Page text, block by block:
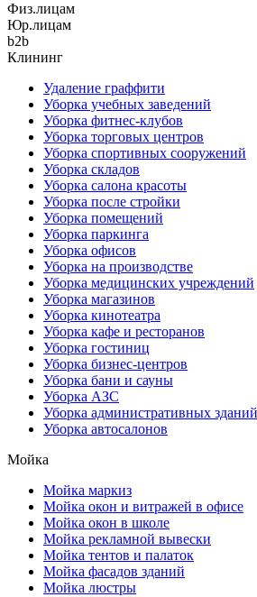
Физ.лицам
Юр.лицам
b2b
Клининг
Удаление граффити
Уборка учебных заведений
Уборка фитнес-клубов
Уборка торговых центров
Уборка спортивных сооружений
Уборка складов
Уборка салона красоты
Уборка после стройки
Уборка помещений
Уборка паркинга
Уборка офисов
Уборка на производстве
Уборка медицинских учреждений
Уборка магазинов
Уборка кинотеатра
Уборка кафе и ресторанов
Уборка гостиниц
Уборка бизнес-центров
Уборка бани и сауны
Уборка АЗС
Уборка административных зданий
Уборка автосалонов
Мойка
Мойка маркиз
Мойка окон и витражей в офисе
Мойка окон в школе
Мойка рекламной вывески
Мойка тентов и палаток
Мойка фасадов зданий
Мойка люстры